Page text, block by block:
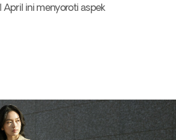
April ini menyoroti aspek